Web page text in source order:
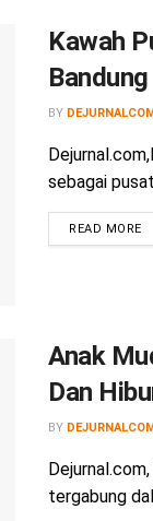
Kawah
Bandung
BY DEJURNALCOM
sebagai
READ MORE
Anak
Dan
BY
tergabung